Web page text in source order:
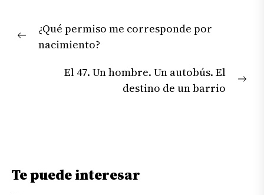
de
entradas
Previous
¿Qué permiso me corresponde por
nacimiento?
El 47. Un hombre. Un autobús. El
destino de un barrio
Te puede interesar